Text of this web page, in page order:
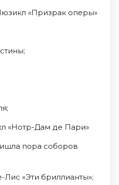
«Призрак оперы»
«Нотр-Дам де Пари»
пора соборов
«Эти бриллианты»;